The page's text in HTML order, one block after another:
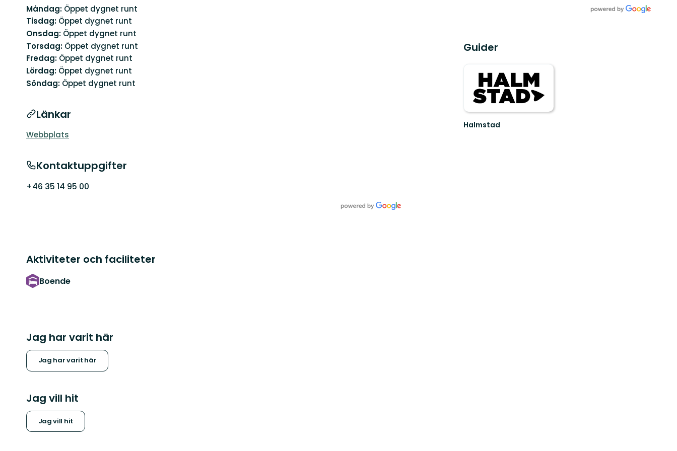
Måndag: Öppet dygnet runt
Tisdag: Öppet dygnet runt
Onsdag: Öppet dygnet runt
Torsdag: Öppet dygnet runt
Fredag: Öppet dygnet runt
Lördag: Öppet dygnet runt
Söndag: Öppet dygnet runt
Länkar
Webbplats
Kontaktuppgifter
+46 35 14 95 00
Aktiviteter och faciliteter
Boende
Jag har varit här
Jag har varit här
Jag vill hit
Jag vill hit
Guider
Halmstad